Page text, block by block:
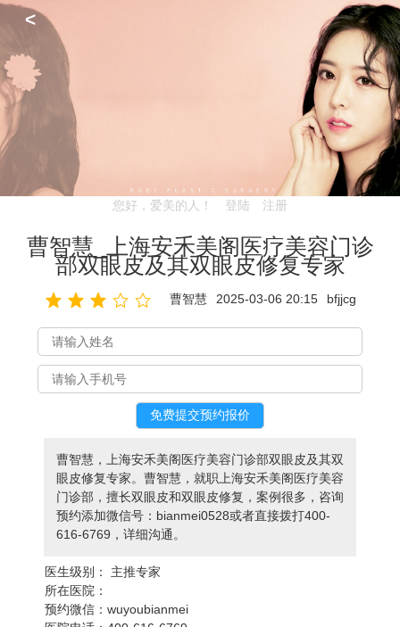
<
您好，爱美的人！ 登陆 注册
曹智慧_上海安禾美阁医疗美容门诊
部双眼皮及其双眼皮修复专家
曹智慧 2025-03-06 20:15 bfjjcg
曹智慧，上海安禾美阁医疗美容门诊部双眼皮及其双
眼皮修复专家。曹智慧，就职上海安禾美阁医疗美容
门诊部，擅长双眼皮和双眼皮修复，案例很多，咨询
预约添加微信号：bianmei0528或者直接拨打400-
616-6769，详细沟通。
医生级别：
主推专家
所在医院：
预约微信：wuyoubianmei